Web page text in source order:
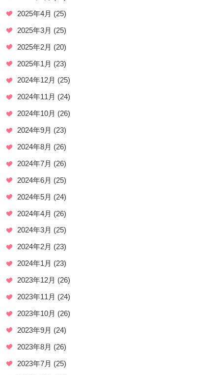
2025年4月 (25)
2025年3月 (25)
2025年2月 (20)
2025年1月 (23)
2024年12月 (25)
2024年11月 (24)
2024年10月 (26)
2024年9月 (23)
2024年8月 (26)
2024年7月 (26)
2024年6月 (25)
2024年5月 (24)
2024年4月 (26)
2024年3月 (25)
2024年2月 (23)
2024年1月 (23)
2023年12月 (26)
2023年11月 (24)
2023年10月 (26)
2023年9月 (24)
2023年8月 (26)
2023年7月 (25)